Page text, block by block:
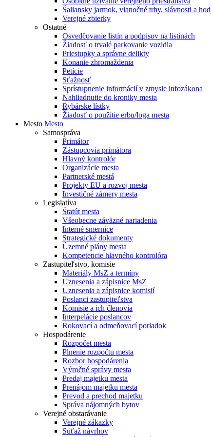
Šaliansky jarmok, vianočné trhy, slávnosti a
Verejné zbierky
Ostatné
Osvedčovanie listín a podpisov na listinách
Žiadosť o trvalé parkovanie vozidla
Priestupky a správne delikty
Konanie zhromaždenia
Petície
Sťažnosť
Sprístupnenie informácií v zmysle infozákona
Nahliadnutie do kroniky mesta
Rybárske lístky
Žiadosť o použitie erbu/loga mesta
Mesto Mesto
Samospráva
Primátor
Zástupcovia primátora
Hlavný kontrolór
Organizácie mesta
Partnerské mestá
Projekty EU a rozvoj mesta
Investičné zámery mesta
Legislatíva
Štatút mesta
Všeobecne záväzné nariadenia
Interné smernice
Strategické dokumenty
Územné plány mesta
Kompetencie hlavného kontrolóra
Zastupiteľstvo, komisie
Materiály MsZ a termíny
Uznesenia a zápisnice MsZ
Uznesenia a zápisnice komisií
Poslanci zastupiteľstva
Komisie a ich členovia
Interpelácie poslancov
Rokovací a odmeňovací poriadok
Hospodárenie
Rozpočet mesta
Plnenie rozpočtu mesta
Rozbor hospodárenia
Výročné správy mesta
Predaj majetku mesta
Prenájom majetku mesta
Prevod a prechod majetku
Správa nájomných bytov
Verejné obstarávanie
Verejné zákazky
Súťaž návrhov